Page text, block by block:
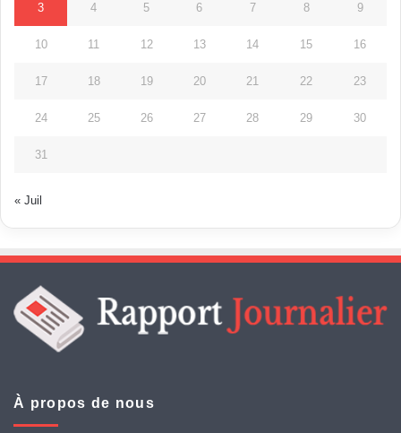
3 4 5 6 7 8 9
10 11 12 13 14 15 16
17 18 19 20 21 22 23
24 25 26 27 28 29 30
31
« Juil
À propos de nous